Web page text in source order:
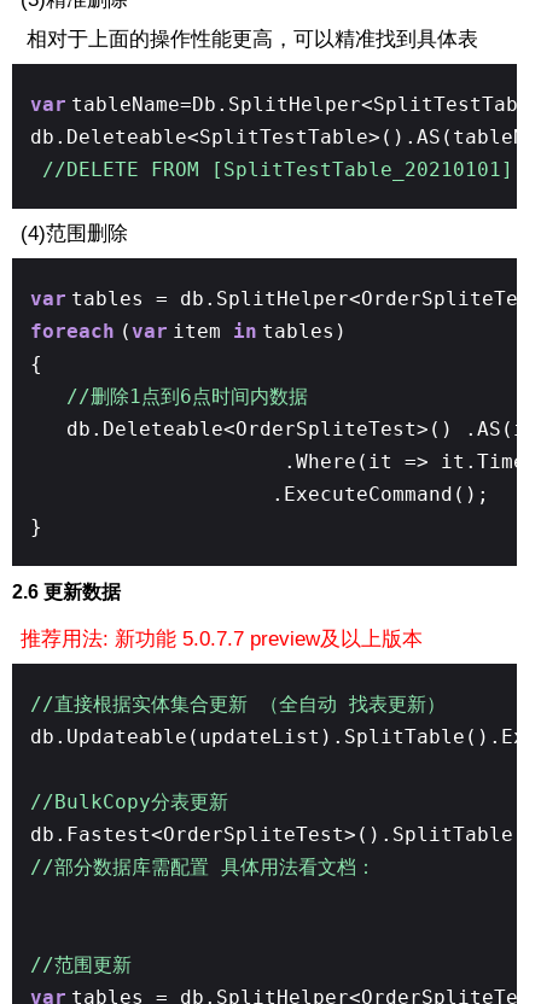
相对于上面的操作性能更高，可以精准找到具体表
var
//DELETE FROM [SplitTestTable_20210101]
(4)范围删除
var tables =
foreach (var item in tables)
{
//删除1点到6点时间内数据
db.Deleteable<OrderSpliteTest>()
.Where(it =>
.ExecuteCommand();
}
2.6 更新数据
推荐用法: 新功能 5.0.7.7 preview及以上版本
//直接根据实体集合更新 （全自动 找表更新）
//BulkCopy分表更新
//部分数据库需配置 具体用法看文档：
//范围更新
var tables =